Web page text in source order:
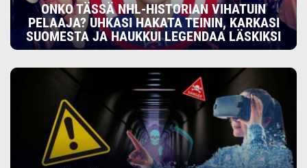
ONKO TÄSSÄ NHL-HISTORIAN VIHATUIN
PELAAJA? UHKASI HAKATA TEININ, KARKASI
SUOMESTA JA HAUKKUI LEGENDAA LÄSKIKSI